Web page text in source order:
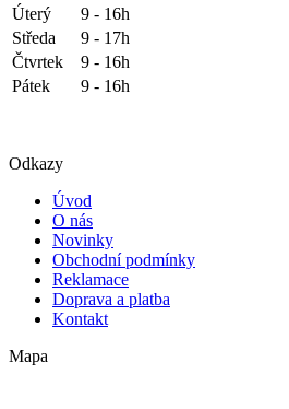
Úterý
9 - 16h
Středa
9 - 17h
Čtvrtek
9 - 16h
Pátek
9 - 16h
Odkazy
Úvod
O nás
Novinky
Obchodní podmínky
Reklamace
Doprava a platba
Kontakt
Mapa